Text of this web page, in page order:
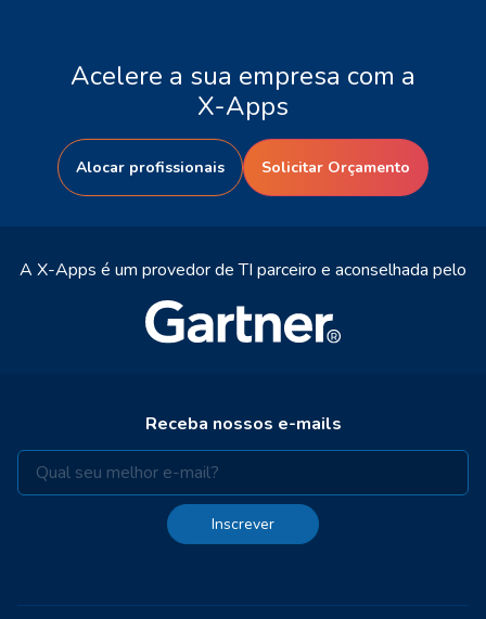
Acelere a sua empresa com a
X-Apps
Alocar profissionais Solicitar Orçamento
A X-Apps é um provedor de TI parceiro e aconselhada pelo
Receba nossos e-mails
Inscrever